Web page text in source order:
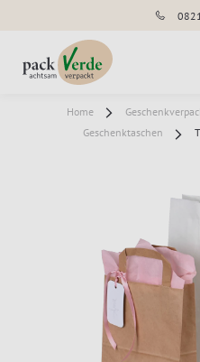
Home
Geschenktaschen